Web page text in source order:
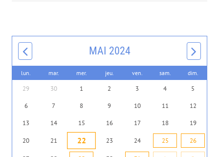
MAI 2024
lun. mar. mer. jeu. ven. sam. dim.
29 30 1 2 3 4 5
6 7 8 9 10 11 12
13 14 15 16 17 18 19
20 21 22 23 24 25 26